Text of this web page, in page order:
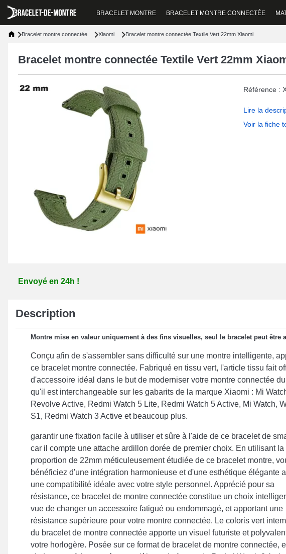
BRACELET MONTRE BRACELET MONTRE CONNECTÉE
Bracelet montre connectée Xiaomi Bracelet montre connectée Textile Vert 22mm Xiaomi
Bracelet montre connectée Textile Vert 22mm
Référence :
Lire la
Voir la fiche
Envoyé en 24h !
Description
Montre mise en valeur uniquement à des fins visuelles, seul le bracelet peut être
Conçu afin de s'assembler sans difficulté sur une montre intelligente,
ce bracelet montre connectée. Fabriqué en tissu vert, l'article tissu fait
d'accessoire idéal dans le but de moderniser votre montre connectée
qu'il est interchangeable sur les gabarits de la marque Xiaomi : Mi
Revolve Active, Redmi Watch 5 Lite, Redmi Watch 5 Active, Mi Watch,
S1, Redmi Watch 3 Active et beaucoup plus.
garantir une fixation facile à utiliser et sûre à l'aide de ce bracelet de
car il compte une attache ardillon dorée de premier choix. En utilisant la
proportion de 22mm méticuleusement étudiée de ce bracelet montre,
bénéficiez d'une intégration harmonieuse et d'une esthétique élégante
une compatibilité idéale avec votre style personnel. Apprécié pour sa
résistance, ce bracelet de montre connectée constitue un choix
vue de changer un accessoire fatigué ou endommagé, et apportant une
résistance supérieure pour votre montre connectée. Le coloris vert
du bracelet de montre connectée apporte un visuel futuriste et
votre horlogère. Posée sur ce format de bracelet de montre connectée,